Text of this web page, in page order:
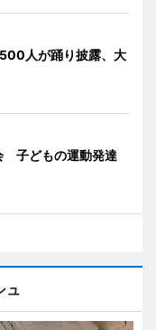
人が踊り披露、大
子どもの運動発達
ュ